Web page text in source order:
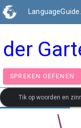
der
SPREKEN
Tik op woorden en